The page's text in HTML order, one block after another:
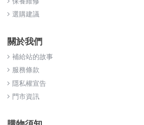
選購建議
關於我們
補給站的故事
服務條款
隱私權宣告
門市資訊